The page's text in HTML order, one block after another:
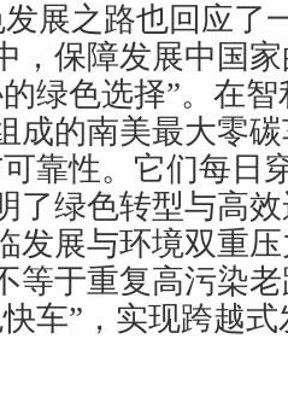
展之路也回应了
，保障发展中国
绿色选择”。在
成的南美最大零
靠性。它们每日
了绿色转型与高
发展与环境双重
等于重复高污染
车”，实现跨越